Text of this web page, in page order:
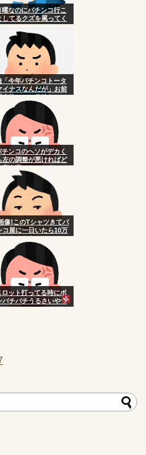
曜なのにパチンコ行こ
してるクズを罵ってく
「今年パチンコトータ
イナスなんだが」お前
金捨てるの趣味な
チンコのヘソがデカく
左の調整が悪ければど
言う事はねんだよ
像]このTシャツきてパ
コ屋に一日いたら10万
らえるならやるか？
ロット打ってる時にボ
バチバチうるさいやつ
よ